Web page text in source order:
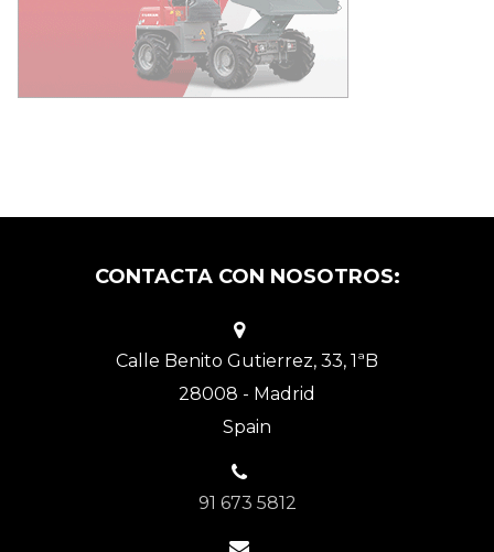
CONTACTA CON NOSOTROS:
Calle Benito Gutierrez, 33, 1ªB
28008 - Madrid
Spain
91 673 5812